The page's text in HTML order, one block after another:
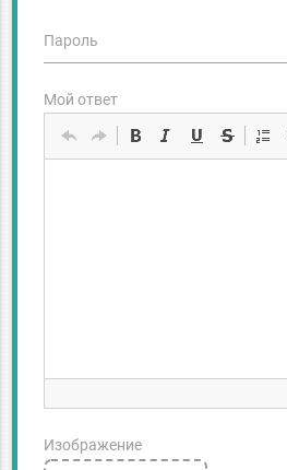
Пароль
Мой ответ
Изображение